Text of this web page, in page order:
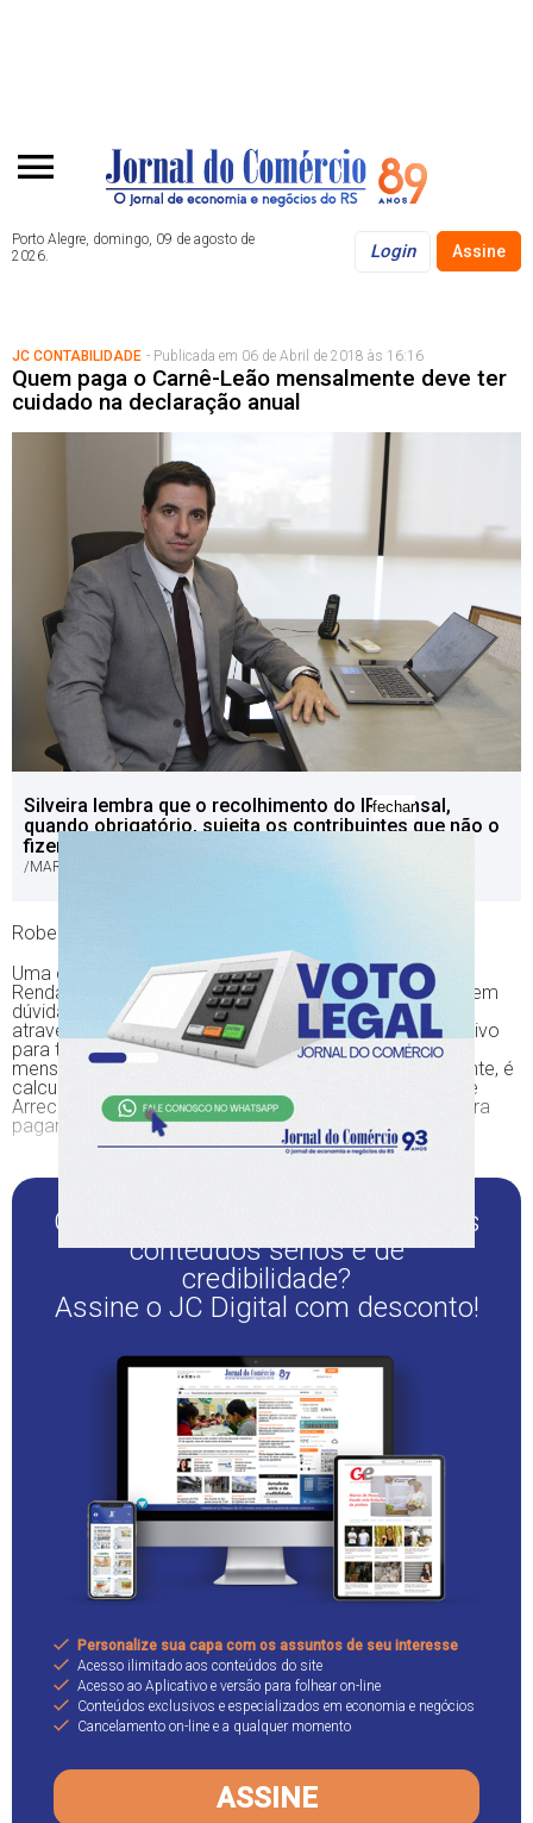
Porto Alegre, domingo, 09 de agosto de
2026.
Login Assine
JC CONTABILIDADE - Publicada em 06 de Abril de 2018 às 16:16
Quem paga o Carnê-Leão mensalmente deve ter
cuidado na declaração anual
Silveira lembra que o recolhimento do IR mensal,
quando obrigatório, sujeita os contribuintes que não o
fizerem a multas e juros por atraso
/MARCO QUINTANA/JC
Roberta Mello
Uma declaração auxiliar da Declaração do Imposto de
Renda Pessoa Física (Dirpf) que deixa muitas pessoas em
dúvida é o Carnê-Leão. O recolhimento pode ser feito
através de um programa para computador e de aplicativo
para tablets e smarthones. Neles, são informados
mensalmente os rendimentos recebidos pelo contribuinte, é
calculado o imposto mensal e gerado o Documento de
Arrecadação de Receitas Federais (Darf) atualizado para
pagamento.
Quer continuar lendo este e outros
conteúdos sérios e de
credibilidade?
Assine o JC Digital com desconto!
Personalize sua capa com os assuntos de seu interesse
Acesso ilimitado aos conteúdos do site
Acesso ao Aplicativo e versão para folhear on-line
Conteúdos exclusivos e especializados em economia e negócios
Cancelamento on-line e a qualquer momento
ASSINE
fechar